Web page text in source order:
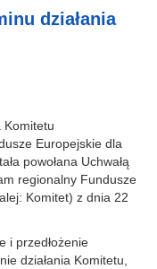
działania
Komitetu
Europejskie dla
powołana Uchwałą
regionalny Fundusze
Komitet) z dnia 22
i przedłożenie
działania Komitetu,